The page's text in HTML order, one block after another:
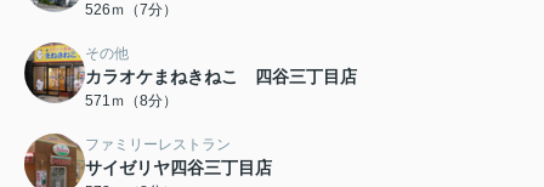
526ｍ（7分）
その他
カラオケまねきねこ 四谷三丁目店
571ｍ（8分）
ファミリーレストラン
サイゼリヤ四谷三丁目店